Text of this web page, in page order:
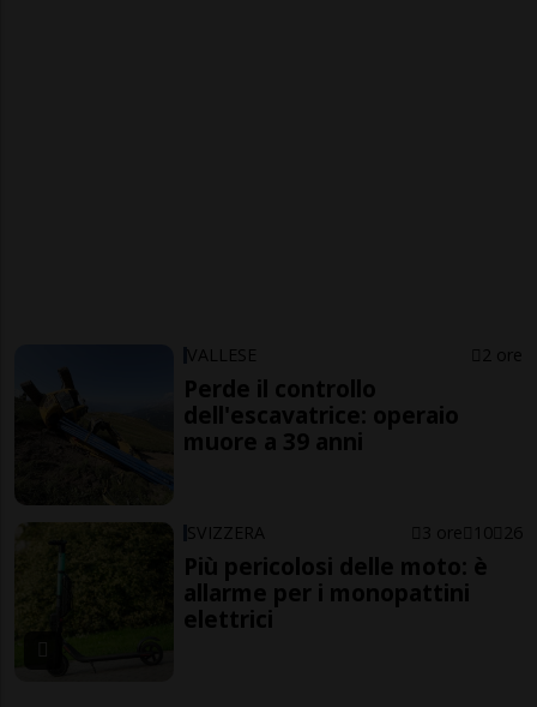
VALLESE 2 ore
Perde il controllo
dell'escavatrice: operaio
muore a 39 anni
SVIZZERA 3 ore 10 26
Più pericolosi delle moto: è
allarme per i monopattini
elettrici